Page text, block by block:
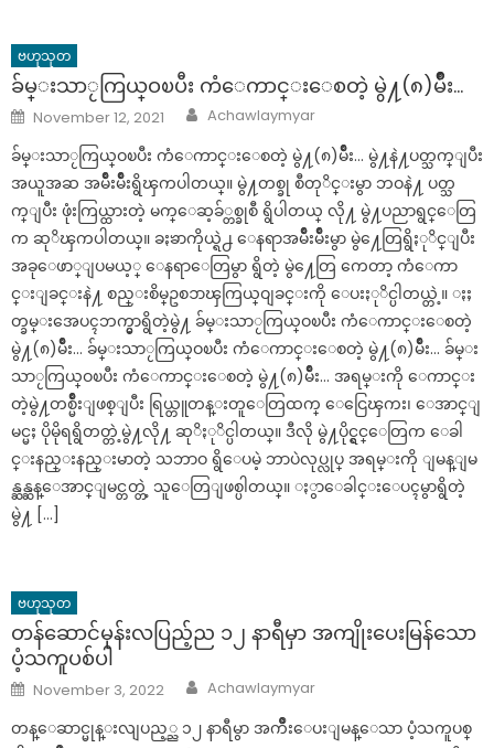
ဗဟုသုတ
ခ်မ္းသာႂကြယ္ဝၿပီး ကံေကာင္းေစတဲ့ မွဲ႔(၈)မ်ိဳး…
Posted
on
November 12, 2021 Author
Achawlaymyar
ခ်မ္းသာႂကြယ္ဝၿပီး ကံေကာင္းေစတဲ့ မွဲ႔(၈)မ်ိဳး… မွဲ႔နဲ႔ပတ္သက္ျပီး
အယူအဆ အမ်ဳိးမ်ဳိးရွိၾကပါတယ္။ မွဲ႔တစ္ခု စီတုိင္းမွာ ဘဝနဲ႔ ပတ္သ
က္ျပီး ဖုံးကြယ္ထားတဲ့ မက္ေဆ့ခ်္တစ္ခုစီ ရွိပါတယ္ လို႔ မွဲ႔ပညာရွင္ေတြ
က ဆုိၾကပါတယ္။ ခႏၶာကိုယ္ရဲ႕ ေနရာအမ်ဳိးမ်ိဳးမွာ မွဲ႔ေတြရွိႏုိင္ျပီး
အခုေဖာ္ျပမယ့္ ေနရာေတြမွာ ရွိတဲ့ မွဲ႔ေတြ ကေတာ့ ကံေကာ
င္းျခင္းနဲ႔ စည္းစိမ္ဥစၥာၾကြယ္ဝျခင္းကို ေပးႏုိင္ပါတယ္တဲ့။ ႏႈ
တ္ခမ္းအေပၚဘက္မွာရွိတဲ့မွဲ႔ ခ်မ္းသာႂကြယ္ဝၿပီး ကံေကာင္းေစတဲ့
မွဲ႔(၈)မ်ိဳး… ခ်မ္းသာႂကြယ္ဝၿပီး ကံေကာင္းေစတဲ့ မွဲ႔(၈)မ်ိဳး… ခ်မ္း
သာႂကြယ္ဝၿပီး ကံေကာင္းေစတဲ့ မွဲ႔(၈)မ်ိဳး… အရမ္းကို ေကာင္း
တဲ့မွဲ႔တစ္မ်ဳိးျဖစ္ျပီး ရြယ္တူတန္းတူေတြထက္ ေငြေၾကး၊ ေအာင္ျ
မင္မႈ ပိုမိုရရွိတတ္တဲ့မွဲ႔လို႔ ဆုိႏုိင္ပါတယ္။ ဒီလို မွဲ႔ပိုင္ရွင္ေတြက ေခါ
င္းနည္းနည္းမာတဲ့ သဘာဝ ရွိေပမဲ့ ဘာပဲလုပ္လုပ္ အရမ္းကို ျမန္ျမ
န္ဆန္ဆန္ေအာင္ျမင္တတ္တဲ့ သူေတြျဖစ္ပါတယ္။ ႏွာေခါင္းေပၚမွာရွိတဲ့
မွဲ႔ […]
ဗဟုသုတ
တန်ဆောင်မုန်းလပြည့်ည ၁၂ နာရီမှာ အကျိုးပေးမြန်သော
ပံ့သကူပစ်ပါ
Posted
on
November 3, 2022 Author
Achawlaymyar
တန္ေဆာင္မုန္းလျပည့္ည ၁၂ နာရီမွာ အက်ိဳးေပးျမန္ေသာ ပံ့သကူပစ္